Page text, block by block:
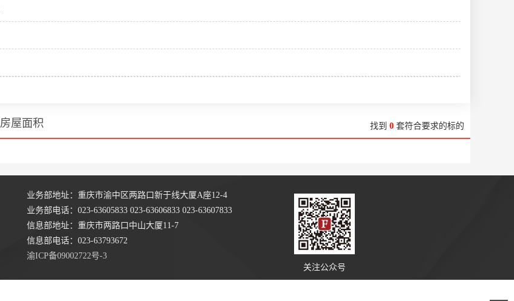
房屋面积 找到 0 套符合要求的标的
业务部地址：重庆市渝中区两路口新于线大厦A座12-4
业务部电话：023-63605833 023-63606833 023-63607833
信息部地址：重庆市两路口中山大厦11-7
信息部电话：023-63793672
渝ICP备09002722号-3
关注公众号